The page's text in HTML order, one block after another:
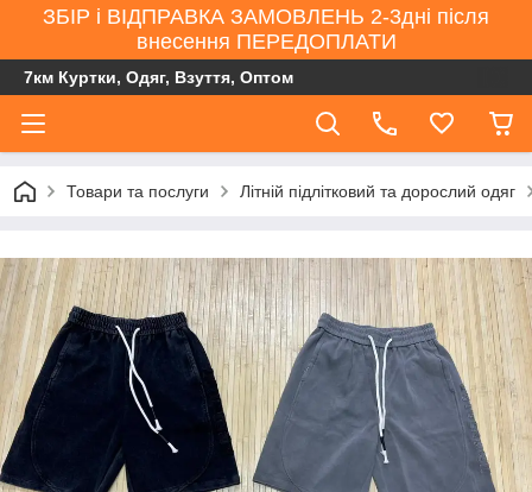
ЗБІР і ВІДПРАВКА ЗАМОВЛЕНЬ 2-3дні після
внесення ПЕРЕДОПЛАТИ
7км Куртки, Одяг, Взуття, Оптом
Товари та послуги Літній підлітковий та дорослий одяг